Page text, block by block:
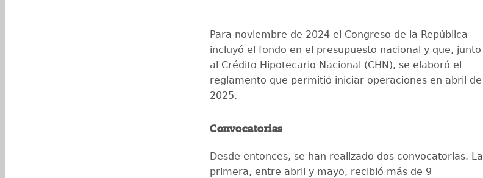
Para noviembre de 2024 el Congreso de la República
incluyó el fondo en el presupuesto nacional y que, junto
al Crédito Hipotecario Nacional (CHN), se elaboró el
reglamento que permitió iniciar operaciones en abril de
2025.
Convocatorias
Desde entonces, se han realizado dos convocatorias. La
primera, entre abril y mayo, recibió más de 9